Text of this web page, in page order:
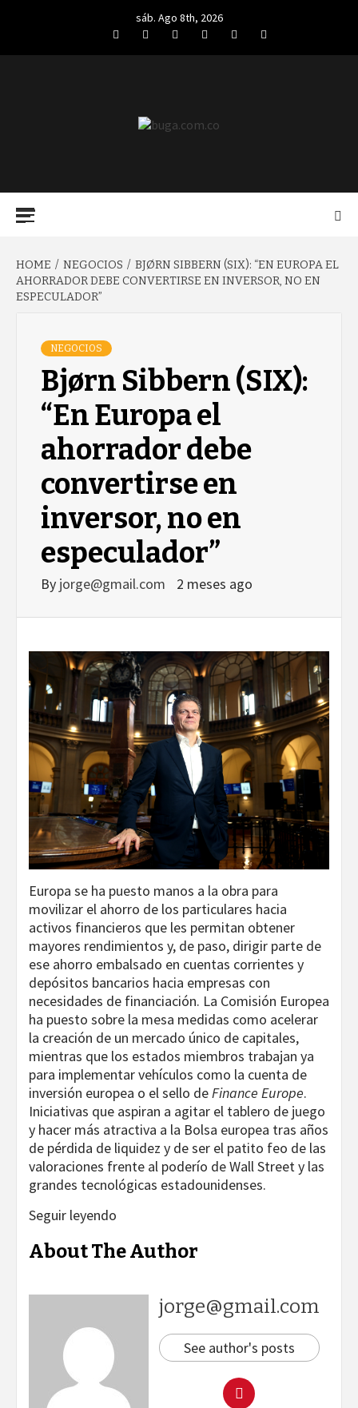
sáb. Ago 8th, 2026
FacebookTwitterLinkedIn
VK YouTubeInstagram
HOME NEGOCIOS
BJØRN SIBBERN (SIX): “EN EUROPA EL
AHORRADOR DEBE CONVERTIRSE EN INVERSOR, NO EN
ESPECULADOR”
NEGOCIOS
Bjørn Sibbern (SIX):
“En Europa el
ahorrador debe
convertirse en
inversor, no en
especulador”
By jorge@gmail.com 2 meses ago
Europa se ha puesto manos a la obra para
movilizar el ahorro de los particulares hacia
activos financieros que les permitan obtener
mayores rendimientos y, de paso, dirigir parte de
ese ahorro embalsado en cuentas corrientes y
depósitos bancarios hacia empresas con
necesidades de financiación. La Comisión Europea
ha puesto sobre la mesa medidas como acelerar
la creación de un mercado único de capitales,
mientras que los estados miembros trabajan ya
para implementar vehículos como la cuenta de
inversión europea o el sello deFinance Europe.
Iniciativas que aspiran a agitar el tablero de juego
y hacer más atractiva a la Bolsa europea tras años
de pérdida de liquidez y de ser el patito feo de las
valoraciones frente al poderío de Wall Street y las
grandes tecnológicas estadounidenses.
Seguir leyendo
About The Author
jorge@gmail.com
See author's posts